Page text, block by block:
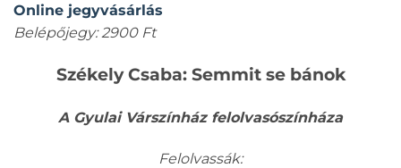
Online jegyvásárlás
Belépőjegy: 2900 Ft
Székely Csaba: Semmit se bánok
A Gyulai Várszínház felolvasószínháza
Felolvassák: